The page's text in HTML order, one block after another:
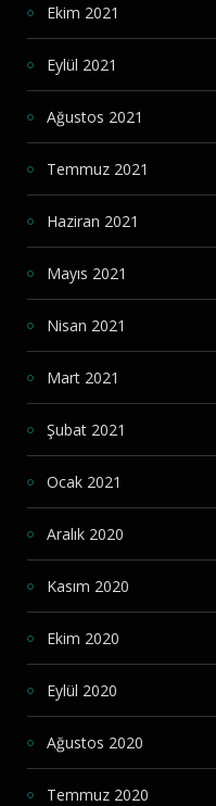
Ekim 2021
Eylül 2021
Ağustos 2021
Temmuz 2021
Haziran 2021
Mayıs 2021
Nisan 2021
Mart 2021
Şubat 2021
Ocak 2021
Aralık 2020
Kasım 2020
Ekim 2020
Eylül 2020
Ağustos 2020
Temmuz 2020